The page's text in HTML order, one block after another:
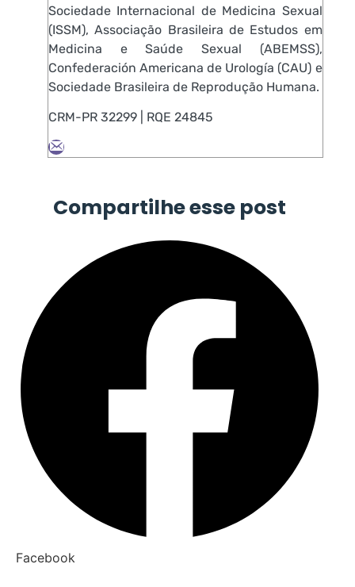
Sociedade Internacional de Medicina Sexual
(ISSM), Associação Brasileira de Estudos em
Medicina e Saúde Sexual (ABEMSS),
Confederación Americana de Urología (CAU) e
Sociedade Brasileira de Reprodução Humana.
CRM-PR 32299 | RQE 24845
Compartilhe esse post
Facebook